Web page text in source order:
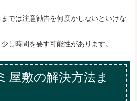
では注意勧告を何度かしないといけな
し時間を要す可能性があります。
屋敷の解決方法ま